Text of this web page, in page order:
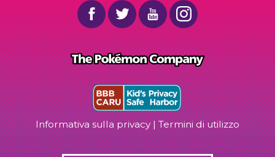
Informativa sulla privacy|Termini di utilizzo